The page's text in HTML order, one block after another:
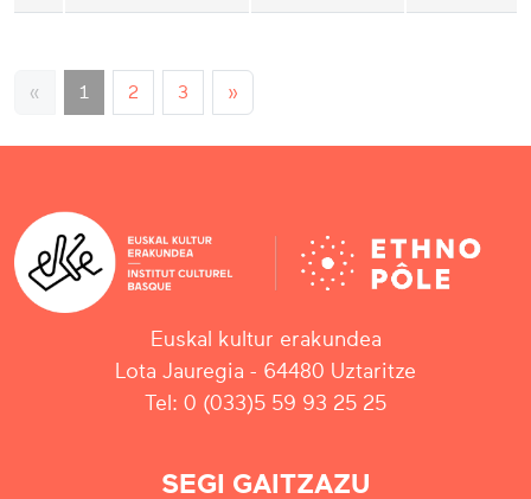
« 1 2 3 »
Euskal kultur erakundea
Lota Jauregia - 64480 Uztaritze
Tel: 0 (033)5 59 93 25 25
SEGI GAITZAZU